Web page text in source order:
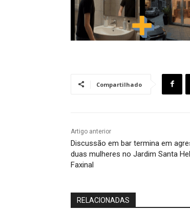
Compartilhado
Artigo anterior
Discussão em bar termina em
duas mulheres no Jardim Santa
Faxinal
RELACIONADAS